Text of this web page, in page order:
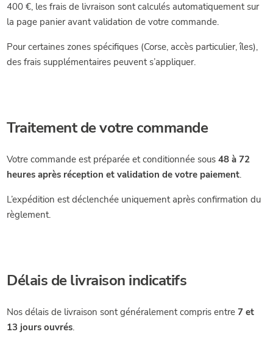
400 €, les frais de livraison sont calculés automatiquement sur
la page panier avant validation de votre commande.
Pour certaines zones spécifiques (Corse, accès particulier, îles),
des frais supplémentaires peuvent s’appliquer.
Traitement de votre commande
Votre commande est préparée et conditionnée sous48 à 72
heures après réception et validation de votre paiement.
L’expédition est déclenchée uniquement après confirmation du
règlement.
Délais de livraison indicatifs
Nos délais de livraison sont généralement compris entre7 et
13 jours ouvrés.